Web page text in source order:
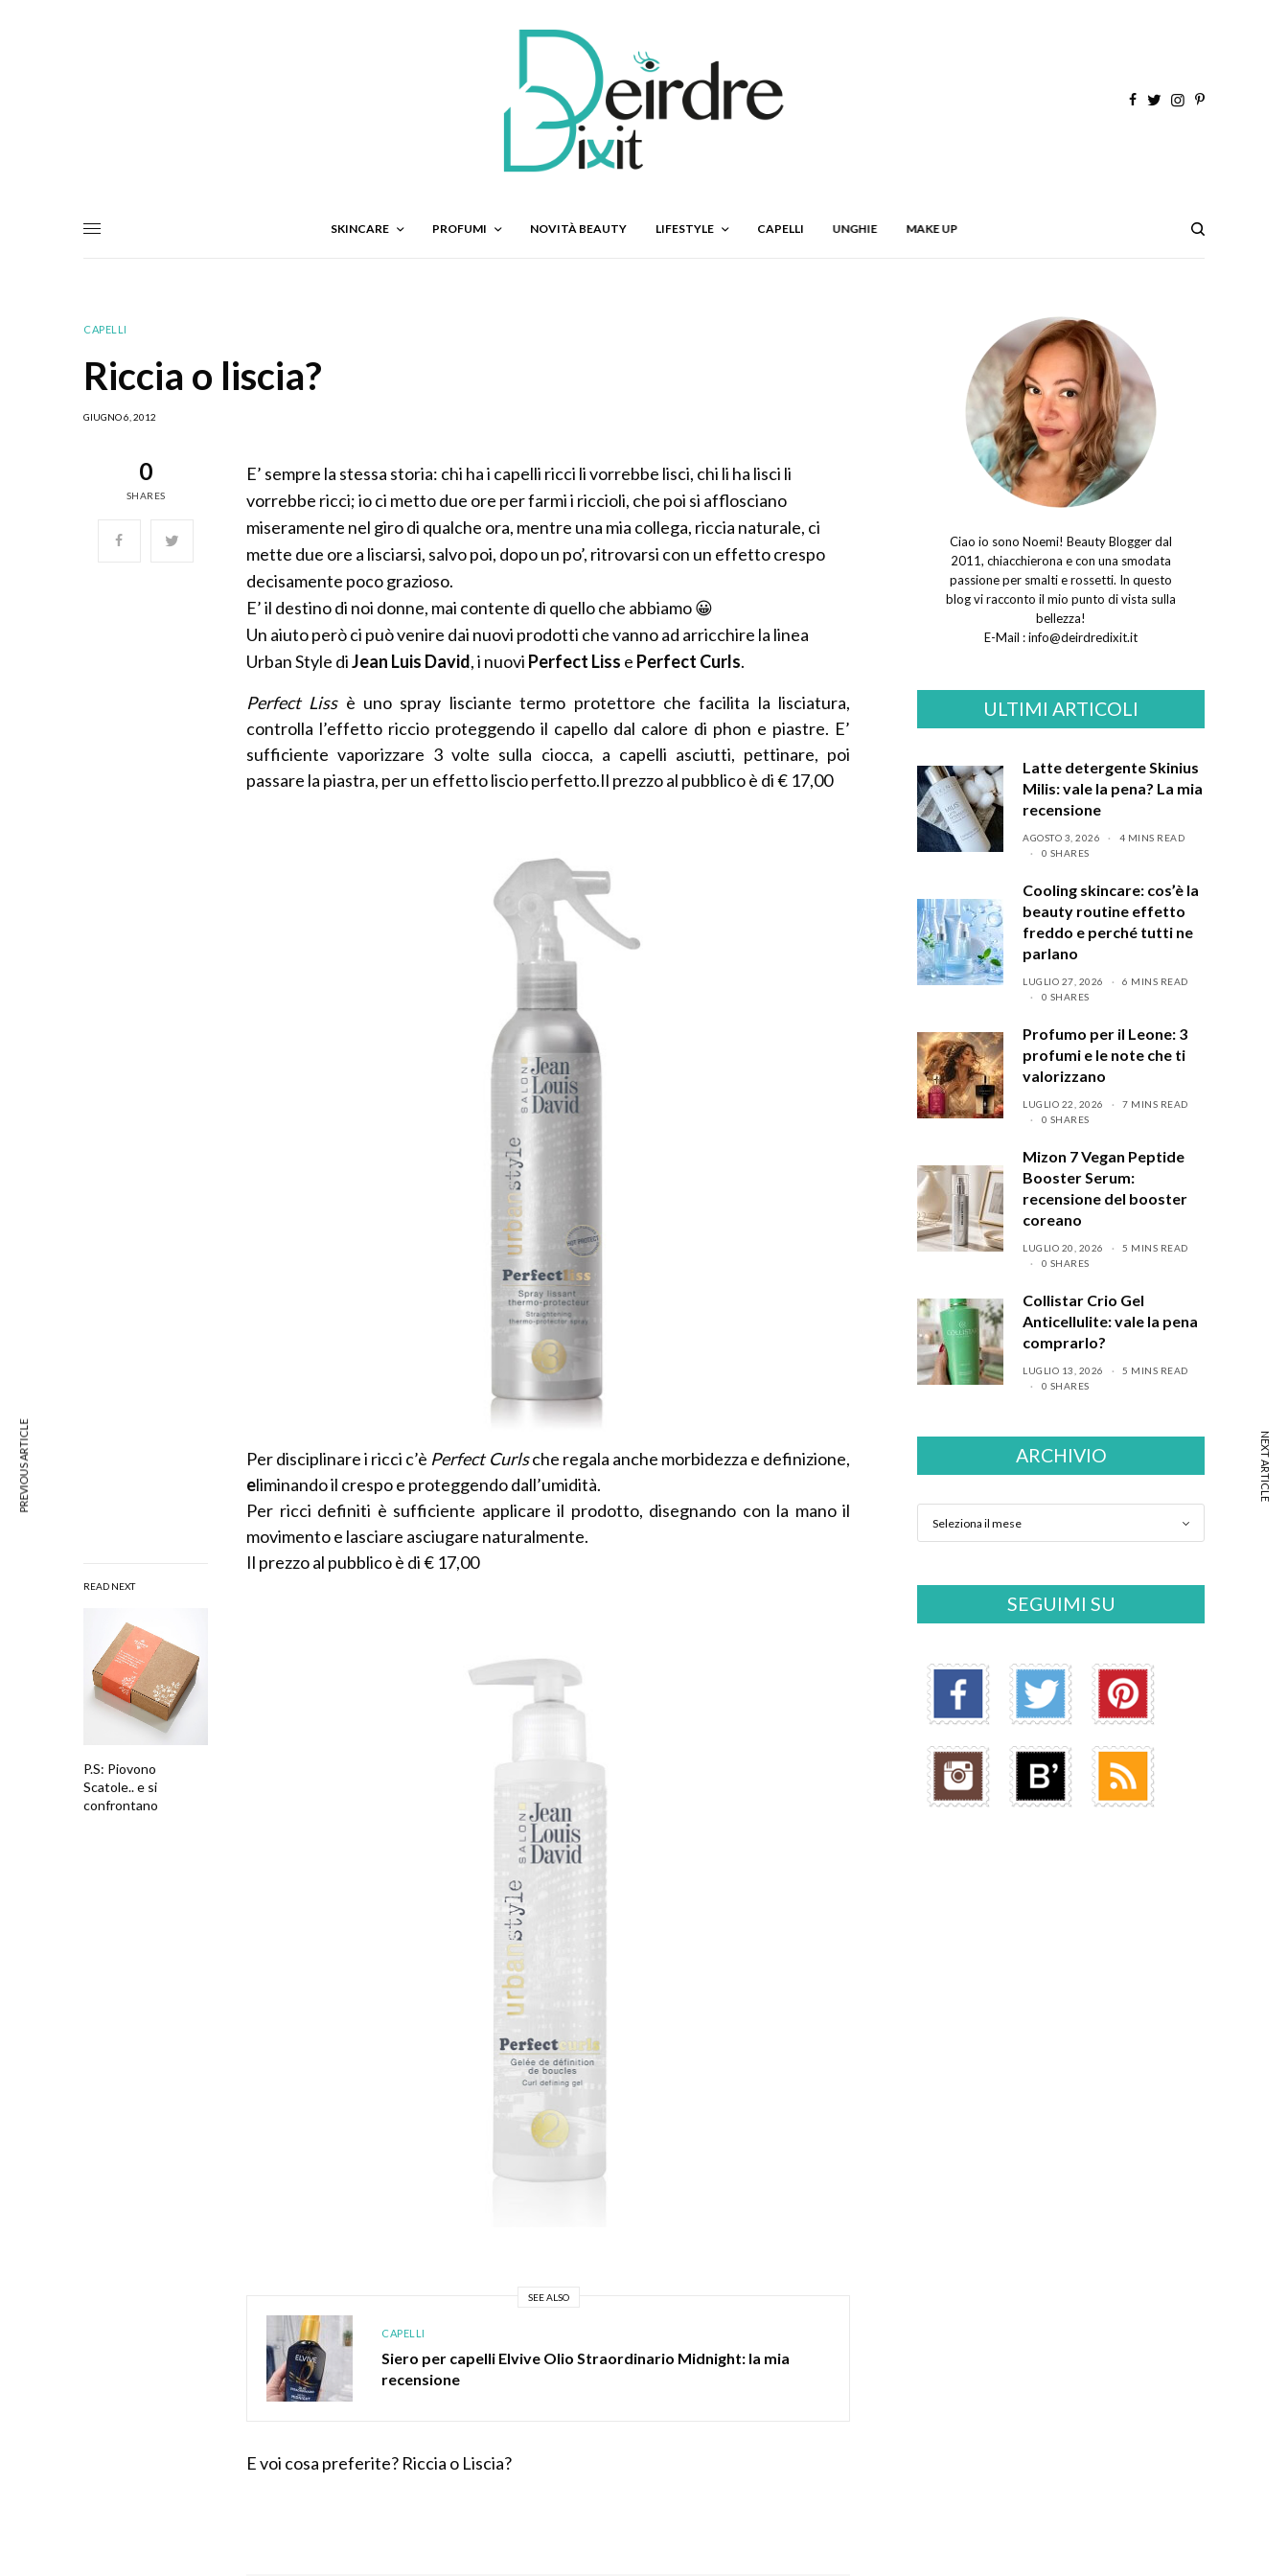
SKINCARE PROFUMI NOVITÀ BEAUTY LIFESTYLE CAPELLI UNGHIE MAKE UP
CAPELLI
Riccia o liscia?
GIUGNO 6, 2012
0
SHARES
READ NEXT
P.S: Piovono
Scatole.. e si
confrontano
E’ sempre la stessa storia: chi ha i capelli ricci li vorrebbe lisci, chi li ha lisci li
vorrebbe ricci; io ci metto due ore per farmi i riccioli, che poi si afflosciano
miseramente nel giro di qualche ora, mentre una mia collega, riccia naturale, ci
mette due ore a lisciarsi, salvo poi, dopo un po’, ritrovarsi con un effetto crespo
decisamente poco grazioso.
E’ il destino di noi donne, mai contente di quello che abbiamo 😀
Un aiuto però ci può venire dai nuovi prodotti che vanno ad arricchire la linea
Urban Style diJean Luis David, i nuovi Perfect Liss e Perfect Curls.
Perfect Lissè uno spray lisciante termo protettore che facilita la lisciatura,
controlla l’effetto riccio proteggendo il capello dal calore di phon e piastre. E’
sufficientevaporizzare 3volte sulla ciocca, a capelli asciutti, pettinare, poi
passare la piastra, per un effetto liscio perfetto.Il prezzo al pubblico è di € 17,00
Per disciplinare i ricci c’è Perfect Curls che regala anche morbidezza e definizione,
eliminando il crespo e proteggendo dall’umidità.
Per ricci definiti è sufficiente applicare il prodotto, disegnando con la mano il
movimento e lasciare asciugare naturalmente.
Il prezzo al pubblico è di € 17,00
SEE ALSO
CAPELLI
Siero per capelli Elvive Olio Straordinario Midnight: la mia
recensione
E voi cosa preferite? Riccia o Liscia?
Ciao io sono Noemi! Beauty Blogger dal
2011, chiacchierona e con una smodata
passione per smalti e rossetti. In questo
blog vi racconto il mio punto di vista sulla
bellezza!
E-Mail :info@deirdredixit.it
ULTIMI ARTICOLI
Latte detergente Skinius
Milis: vale la pena? La mia
recensione
AGOSTO 3, 2026
4 MINS READ
0 SHARES
Cooling skincare: cos’è la
beauty routine effetto
freddo e perché tutti ne
parlano
LUGLIO 27, 2026
6 MINS READ
0 SHARES
Profumo per il Leone: 3
profumi e le note che ti
valorizzano
LUGLIO 22, 2026
7 MINS READ
0 SHARES
Mizon 7 Vegan Peptide
Booster Serum:
recensione del booster
coreano
LUGLIO 20, 2026
5 MINS READ
0 SHARES
Collistar Crio Gel
Anticellulite: vale la pena
comprarlo?
LUGLIO 13, 2026
5 MINS READ
0 SHARES
ARCHIVIO
SEGUIMI SU
PREVIOUS ARTICLE NEXT ARTICLE